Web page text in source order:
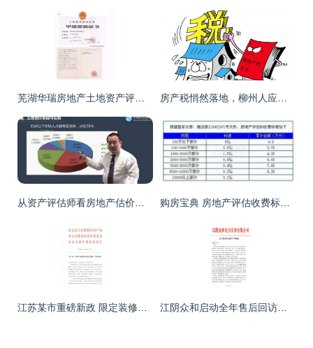
芜湖华瑞房地产土地资产评估工程咨询蚌埠分公司 专业与细致的标志性解读 房产税悄然落地，柳州人应买还是卖房？附精准计算指南
从资产评估师看房地产估价师的考试难度与通过率——房地产评估的进阶之路 购房宝典 房地产评估收费标准全解析
江苏某市重磅新政 限定装修标准，交付样板间成必须，楼市透明新篇章 江阴众和启动全年售后回访计划，专业评估保障存量物业价值